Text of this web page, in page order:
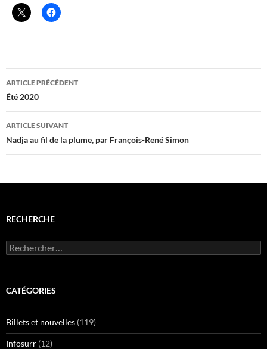
Navigation
des
articles
ARTICLE PRÉCÉDENT
Été 2020
ARTICLE SUIVANT
Nadja au fil de la plume, par François-René Simon
RECHERCHE
Rechercher :
CATÉGORIES
Billets et nouvelles (119)
Infosurr (12)